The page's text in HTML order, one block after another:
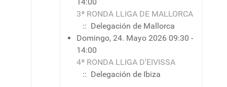
3ª RONDA LLIGA DE MALLORCA
:: Delegación de Mallorca
Domingo, 24. Mayo 2026 09:30 -
14:00
4ª RONDA LLIGA D'EIVISSA
:: Delegación de Ibiza